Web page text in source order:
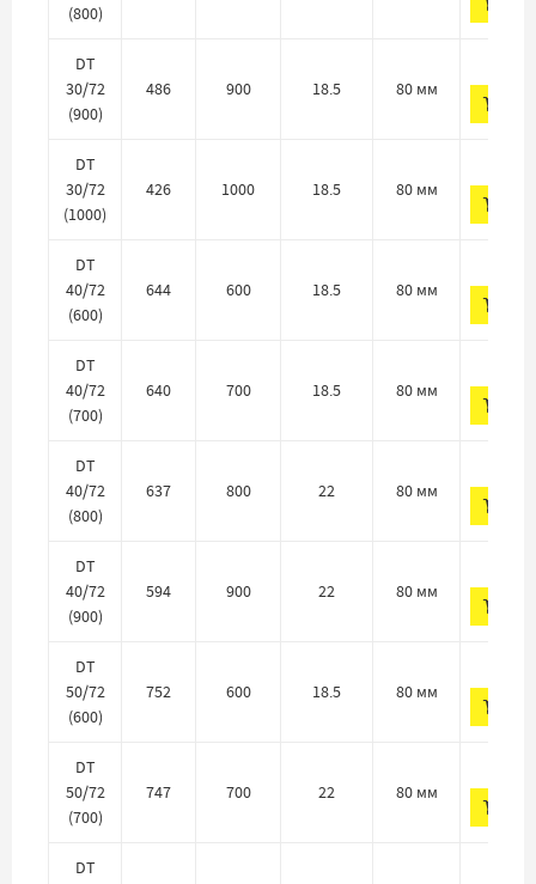
(800)
DT
30/72
(900)
486 900 18.5 80 мм
DT
30/72
(1000)
426 1000 18.5 80 мм
DT
40/72
(600)
644 600 18.5 80 мм
DT
40/72
(700)
640 700 18.5 80 мм
DT
40/72
(800)
637 800 22 80 мм
DT
40/72
(900)
594 900 22 80 мм
DT
50/72
(600)
752 600 18.5 80 мм
DT
50/72
(700)
747 700 22 80 мм
DT